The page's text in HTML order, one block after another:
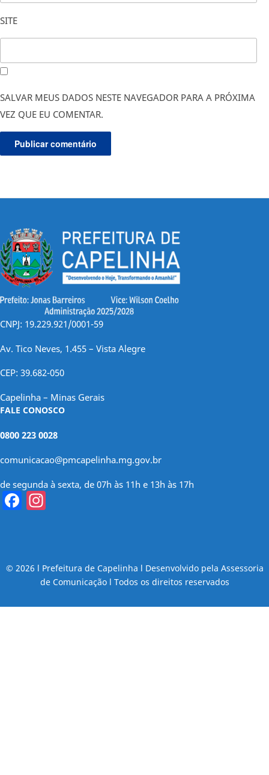
SITE
SALVAR MEUS DADOS NESTE NAVEGADOR PARA A PRÓXIMA
VEZ QUE EU COMENTAR.
CNPJ: 19.229.921/0001-59
Av. Tico Neves, 1.455 – Vista Alegre
CEP: 39.682-050
Capelinha – Minas Gerais
FALE CONOSCO
0800 223 0028
comunicacao@pmcapelinha.mg.gov.br
de segunda à sexta, de 07h às 11h e 13h às 17h
Facebook
© 2026 l Prefeitura de Capelinha l Desenvolvido pela Assessoria
de Comunicação l Todos os direitos reservados